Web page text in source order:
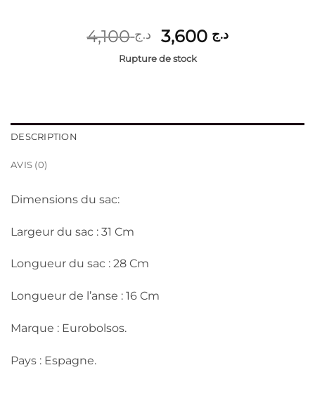
د.ج4,100
Le
prix
د.ج 3,600
Le
Rupture de stock
DESCRIPTION
AVIS (0)
Dimensions du sac:
Largeur du sac : 31 Cm
Longueur du sac : 28 Cm
Longueur de l’anse : 16 Cm
Marque : Eurobolsos.
Pays : Espagne.